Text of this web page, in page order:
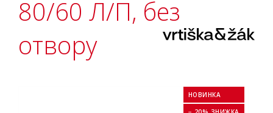
80/60 Л/П, без
отвору
НОВИНКА